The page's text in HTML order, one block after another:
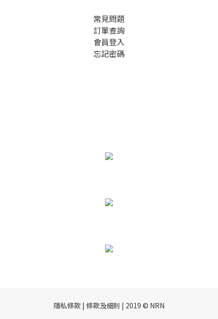
常見問題
訂單查詢
會員登入
忘記密碼
隱私條款 | 條款及細則 | 2019 © NRN